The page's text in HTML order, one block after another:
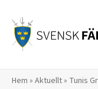
innehåll
Hem » Aktuellt» Tunis